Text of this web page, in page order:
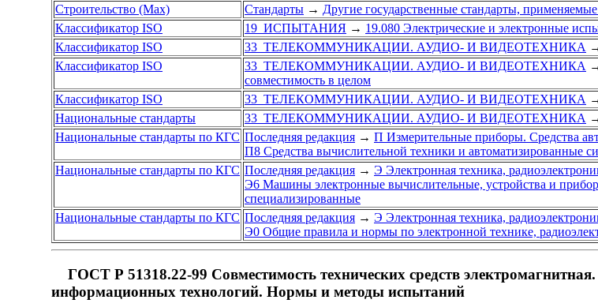
Строительство (Max)
Стандарты → Другие государственные стандарты, применяемые
Классификатор ISO
19 ИСПЫТАНИЯ → 19.080 Электрические и электронные
Классификатор ISO
33 ТЕЛЕКОММУНИКАЦИИ. АУДИО- И ВИДЕОТЕХНИКА
Классификатор ISO
33 ТЕЛЕКОММУНИКАЦИИ. АУДИО- И ВИДЕОТЕХНИКА
совместимость в целом
Классификатор ISO
33 ТЕЛЕКОММУНИКАЦИИ. АУДИО- И ВИДЕОТЕХНИКА
Национальные стандарты
33 ТЕЛЕКОММУНИКАЦИИ. АУДИО- И ВИДЕОТЕХНИКА
Национальные стандарты по КГС Последняя редакция → П Измерительные приборы. Средства
П8 Средства вычислительной техники и автоматизированные
Национальные стандарты по КГС Последняя редакция → Э Электронная техника,
Э6 Машины электронные вычислительные, устройства и
специализированные
Национальные стандарты по КГС Последняя редакция → Э Электронная техника,
Э0 Общие правила и нормы по электронной технике,
ГОСТ Р 51318.22-99 Совместимость технических средств
информационных технологий. Нормы и методы испытаний